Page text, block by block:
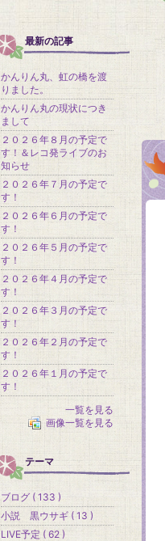
最新の記事
かんりん丸、虹の橋を渡
りました。
かんりん丸の現状につき
まして
２０２６年８月の予定で
す！＆レコ発ライブのお
知らせ
２０２６年７月の予定で
す！
２０２６年６月の予定で
す！
２０２６年５月の予定で
す！
２０２６年４月の予定で
す！
２０２６年３月の予定で
す！
２０２６年２月の予定で
す！
２０２６年１月の予定で
す！
一覧を見る
画像一覧を見る
テーマ
ブログ ( 133 )
小説 黒ウサギ ( 13 )
LIVE予定 ( 62 )